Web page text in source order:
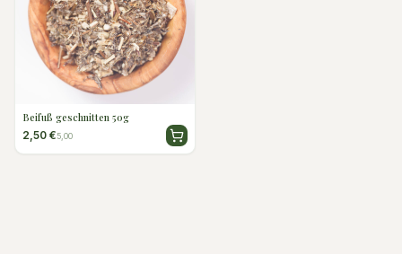
Beifuß geschnitten 50g
2,50 €5,00